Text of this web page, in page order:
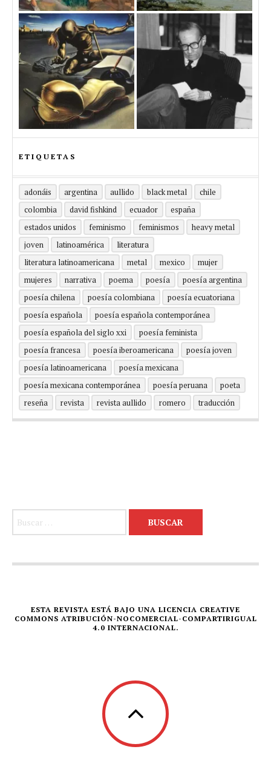
ETIQUETAS
adonáis argentina aullido black metal
chile
colombia
david fishkind ecuador
españa
estados unidos
feminismo feminismos
heavy metal
joven
latinoamérica
literatura
literatura latinoamericana
metal mexico
mujer
mujeres
narrativa poema poesía
poesía argentina
poesía chilena
poesía colombiana
poesía ecuatoriana
poesía española
poesía española contemporánea
poesía española del siglo xxi
poesía feminista
poesía francesa
poesía iberoamericana
poesía joven
poesía latinoamericana
poesía mexicana
poesía mexicana contemporánea
poesía peruana
poeta
reseña
revista revista aullido romero traducción
ESTA REVISTA ESTÁ BAJO UNA LICENCIA CREATIVE
COMMONS ATRIBUCIÓN-NOCOMERCIAL-COMPARTIRIGUAL
4.0 INTERNACIONAL.